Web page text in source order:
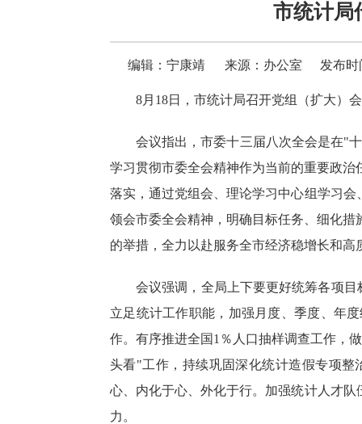
市统计局
编辑：宁康靖 来源：办公室 发布时
8月18日，市统计局召开党组（扩大）
会议指出，市委十三届八次全会是在"
学习贯彻市委全会精神作为当前的重要政
落实，通过党组会、理论学习中心组学习会
领会市委全会精神，明确目标任务、细化
的举措 ，全力以赴服务全市经济稳增长和高
会议强调，全局上下要更好统筹各项目
立足统计工作职能， 加强月度、季度、年
作。有序推进全国 1％人口抽样调查工作，
头看"工作，持续巩固深化统计造假专项
心、内化于心、外化于行。加强统计人才
力。